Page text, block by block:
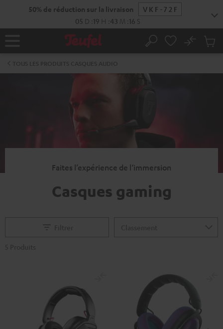
50% de réduction sur la livraison
VKF-72F
05 D 19 H 43 M 16 S
Page
Rechercher
No
panier
Faites l’expérience de l‘immersion
Casques gaming